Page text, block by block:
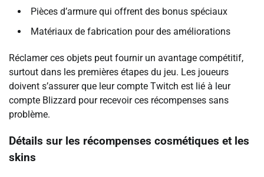
Pièces d’armure qui offrent des bonus spéciaux
Matériaux de fabrication pour des améliorations
Réclamer ces objets peut fournir un avantage compétitif,
surtout dans les premières étapes du jeu. Les joueurs
doivent s’assurer que leur compte Twitch est lié à leur
compte Blizzard pour recevoir ces récompenses sans
problème.
Détails sur les récompenses cosmétiques et les
skins